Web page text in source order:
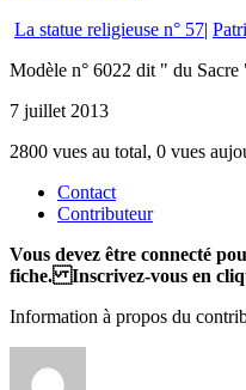
La statue religieuse n° 57|
Modèle n° 6022 dit " du Sacre
7 juillet 2013
2800 vues au total, 0 vues
Contact
Contributeur
Vous devez être connecté
fiche. Inscrivez-vous en
Information à propos du